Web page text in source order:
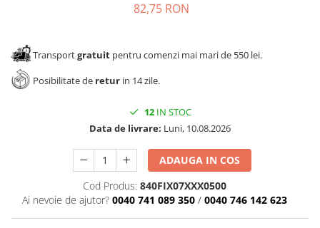
82,75 RON
Transportgratuit pentru comenzi mai mari de 550 lei.
Posibilitate de retur in 14 zile.
12IN STOC
Data de livrare: Luni, 10.08.2026
ADAUGA IN COS
Cod Produs: 840FIX07XXX0500
Ai nevoie de ajutor? 0040 741 089 350 / 0040 746 142 623